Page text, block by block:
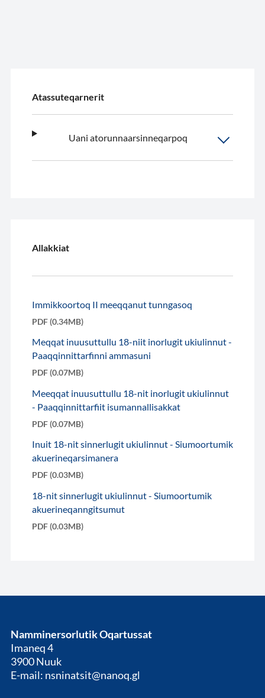
Atassuteqarnerit
Uani atorunnaarsinneqarpoq
Allakkiat
Immikkoortoq II meeqqanut tunngasoq
PDF (0.34MB)
Meqqat inuusuttullu 18-niit inorlugit ukiulinnut -
Paaqqinnittarfinni ammasuni
PDF (0.07MB)
Meeqqat inuusuttullu 18-nit inorlugit ukiulinnut
- Paaqqinnittarfiit isumannallisakkat
PDF (0.07MB)
Inuit 18-nit sinnerlugit ukiulinnut - Siumoortumik
akuerineqarsimanera
PDF (0.03MB)
18-nit sinnerlugit ukiulinnut - Siumoortumik
akuerineqanngitsumut
PDF (0.03MB)
Namminersorlutik Oqartussat
Imaneq 4
3900 Nuuk
E-mail: nsninatsit@nanoq.gl